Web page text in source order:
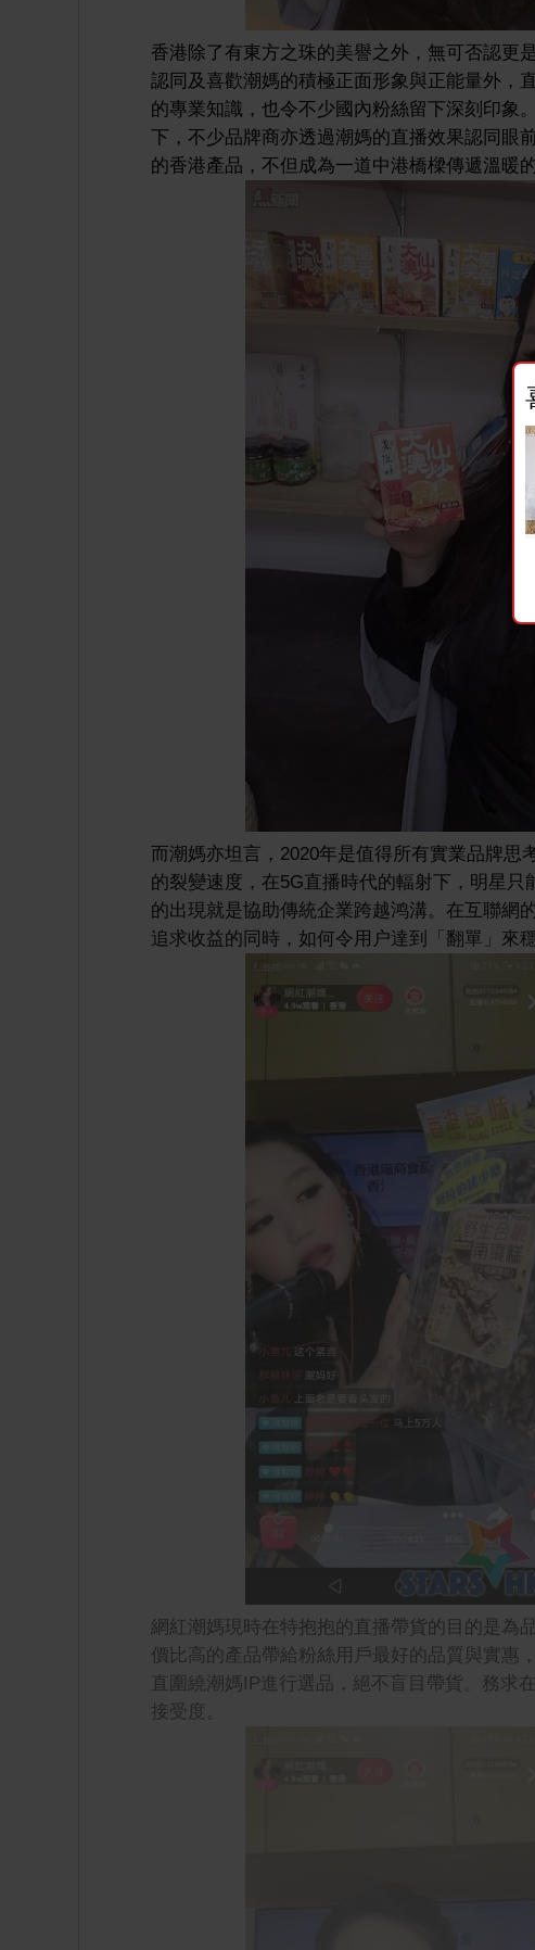
香港除了有東方之珠的美譽之外，無可否認更
認同及喜歡潮媽的積極正面形象與正能量外，
的專業知識，也令不少國內粉絲留下深刻印象
下，不少品牌商亦透過潮媽的直播效果認同眼
的香港產品，不但成為一道中港橋樑傳遞溫暖
而潮媽亦坦言，2020年是值得所有實業品牌思
的裂變速度，在5G直播時代的輻射下，明星
的出現就是協助傳統企業跨越鸿溝。在互聯網
追求收益的同時，如何令用户達到「翻單」來
網紅潮媽現時在特抱抱的直播帶貨的目的是為
價比高的產品帶給粉絲用戶最好的品質與實惠
直圍繞潮媽IP進行選品，絕不盲目帶貨。務求
接受度。